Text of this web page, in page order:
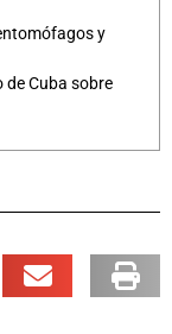
y
de Cuba sobre